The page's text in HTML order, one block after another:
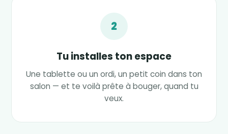
2
Tu installes ton espace
Une tablette ou un ordi, un petit coin dans ton
salon — et te voilà prête à bouger, quand tu
veux.